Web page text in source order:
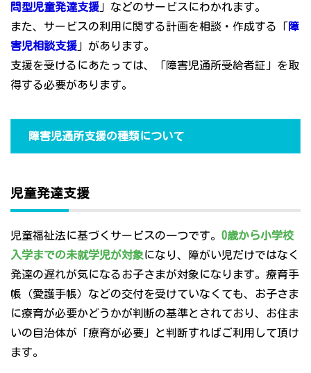
問型児童発達支援 」などのサービスにわかれます。
また、サービスの利用に関する計画を相談・作成する「障
害児相談支援 」があります。
支援を受けるにあたっては、「障害児通所受給者証」を取
得する必要があります。
障害児通所支援の種類について
児童発達支援
児童福祉法に基づくサービスの一つです。 0歳から小学校
入学までの未就学児が対象になり、障がい児だけではなく
発達の遅れが気になるお子さまが対象になります。療育手
帳（愛護手帳）などの交付を受けていなくても、お子さま
に療育が必要かどうかが判断の基準とされており、お住ま
いの自治体が「療育が必要」と判断すればご利用して頂け
ます。